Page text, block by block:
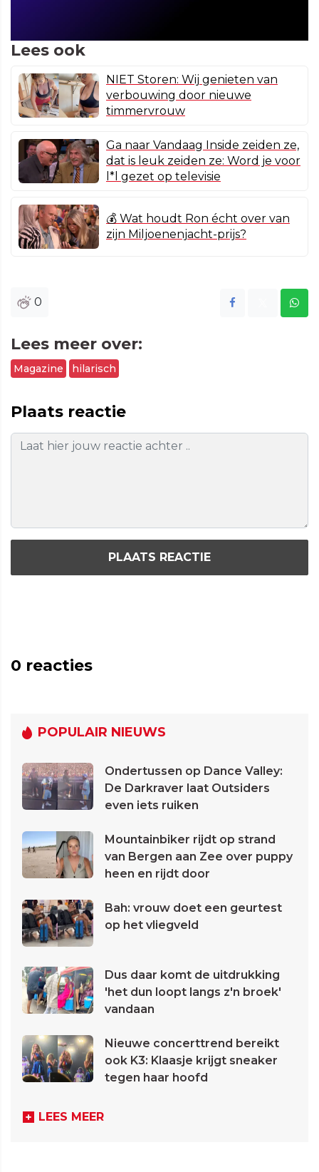
Lees ook
NIET Storen: Wij genieten van
verbouwing door nieuwe
timmervrouw
Ga naar Vandaag Inside zeiden ze,
dat is leuk zeiden ze: Word je voor
l*l gezet op televisie
💰 Wat houdt Ron écht over van
zijn Miljoenenjacht-prijs?
0
Lees meer over:
Magazine hilarisch
Plaats reactie
PLAATS REACTIE
0 reacties
POPULAIR NIEUWS
Ondertussen op Dance Valley:
De Darkraver laat Outsiders
even iets ruiken
Mountainbiker rijdt op strand
van Bergen aan Zee over puppy
heen en rijdt door
Bah: vrouw doet een geurtest
op het vliegveld
Dus daar komt de uitdrukking
'het dun loopt langs z'n broek'
vandaan
Nieuwe concerttrend bereikt
ook K3: Klaasje krijgt sneaker
tegen haar hoofd
LEES MEER